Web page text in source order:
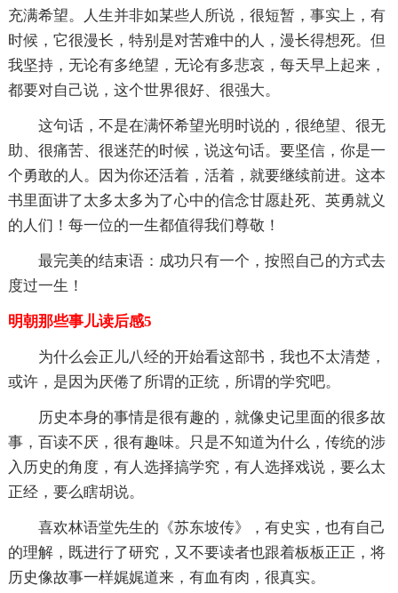
充满希望。人生并非如某些人所说，很短暂，事实上，有
时候，它很漫长，特别是对苦难中的人，漫长得想死。但
我坚持，无论有多绝望，无论有多悲哀，每天早上起来，
都要对自己说，这个世界很好、很强大。
这句话，不是在满怀希望光明时说的，很绝望、很无
助、很痛苦、很迷茫的时候，说这句话。要坚信，你是一
个勇敢的人。因为你还活着，活着，就要继续前进。这本
书里面讲了太多太多为了心中的信念甘愿赴死、英勇就义
的人们！每一位的一生都值得我们尊敬！
最完美的结束语：成功只有一个，按照自己的方式去
度过一生！
明朝那些事儿读后感5
为什么会正儿八经的开始看这部书，我也不太清楚，
或许，是因为厌倦了所谓的正统，所谓的学究吧。
历史本身的事情是很有趣的，就像史记里面的很多故
事，百读不厌，很有趣味。只是不知道为什么，传统的涉
入历史的角度，有人选择搞学究，有人选择戏说，要么太
正经，要么瞎胡说。
喜欢林语堂先生的《苏东坡传》，有史实，也有自己
的理解，既进行了研究，又不要读者也跟着板板正正，将
历史像故事一样娓娓道来，有血有肉，很真实。